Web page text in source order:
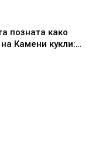
позната како
на Камени кукли:…